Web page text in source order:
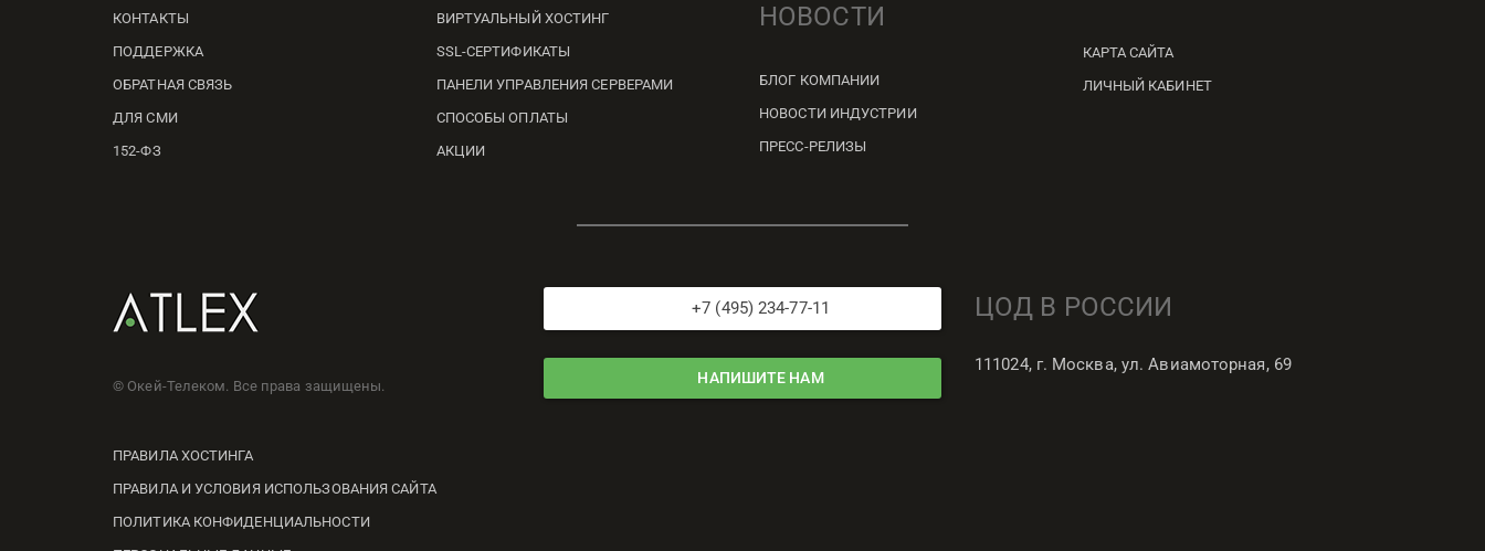
КОНТАКТЫ
ПОДДЕРЖКА
ОБРАТНАЯ СВЯЗЬ
ДЛЯ СМИ
152-ФЗ
ВИРТУАЛЬНЫЙ ХОСТИНГ
SSL-СЕРТИФИКАТЫ
ПАНЕЛИ УПРАВЛЕНИЯ СЕРВЕРАМИ
СПОСОБЫ ОПЛАТЫ
АКЦИИ
НОВОСТИ
БЛОГ КОМПАНИИ
НОВОСТИ ИНДУСТРИИ
ПРЕСС-РЕЛИЗЫ
КАРТА САЙТА
ЛИЧНЫЙ КАБИНЕТ
© Окей-Телеком. Все права защищены.
ПРАВИЛА ХОСТИНГА
ПРАВИЛА И УСЛОВИЯ ИСПОЛЬЗОВАНИЯ САЙТА
ПОЛИТИКА КОНФИДЕНЦИАЛЬНОСТИ
+7 (495) 234-77-11
НАПИШИТЕ НАМ
ЦОД В РОССИИ
111024, г. Москва, ул. Авиамоторная, 69